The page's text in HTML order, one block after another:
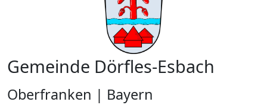
Gemeinde Dörfles-Esbach
Oberfranken | Bayern